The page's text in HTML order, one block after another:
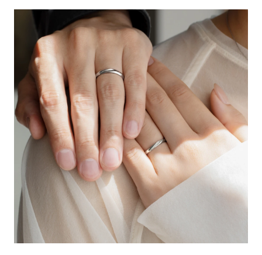
シークレットストーン：指輪の内側に留める宝石のこ
指輪の内側に、誕生石やピンクダイヤモンドなど、お好みの
宝石を選んでセッティングすることができます。ショッピング
カート画面で、お好みの宝石をお選びください (有料)。
詳しく見る